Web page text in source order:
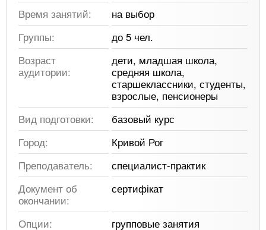
Время занятий:
на выбор
Группы:
до 5 чел.
Возраст
аудитории:
дети, младшая школа,
средняя школа,
старшеклассники, студенты,
взрослые, пенсионеры
Вид подготовки:
базовый курс
Город:
Кривой Рог
Преподаватель:
специалист-практик
Документ об
окончании:
сертифікат
Опции:
групповые занятия